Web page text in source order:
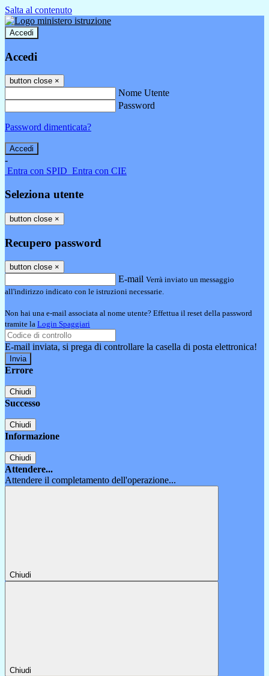
Salta al contenuto
Accedi
Accedi
button close ×
Nome Utente
Password
Password dimenticata?
-
Entra con SPID Entra con CIE
Seleziona utente
button close ×
Recupero password
button close ×
E-mail Verrà inviato un messaggio
all'indirizzo indicato con le istruzioni necessarie.
Non hai una e-mail associata al nome utente? Effettua il reset della password
tramite la Login Spaggiari
E-mail inviata, si prega di controllare la casella di posta elettronica!
Errore
Chiudi
Successo
Chiudi
Informazione
Chiudi
Attendere...
Attendere il completamento dell'operazione...
Chiudi
Chiudi